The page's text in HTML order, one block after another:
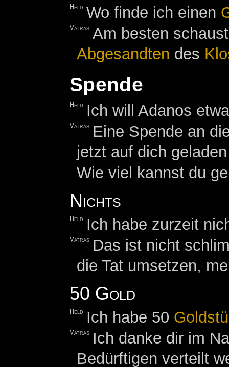
Held Wo finde ich einen
Vatras Am besten
Abgesandten des
Spende
Held Ich will Adanos
Vatras Eine Spende an
jetzt auf dich
Wie viel kannst du
Nichts
Held Ich habe zurzeit
Vatras Das ist nicht
die Tat umsetzen,
50 Gold
Held Ich habe 50
Vatras Ich danke dir im
Bedürftigen verteilt